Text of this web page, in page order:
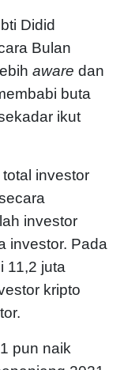
Didid
Bulan
aware dan
buta
ikut
investor
investor
investor. Pada
11,2 juta
kripto
pun naik